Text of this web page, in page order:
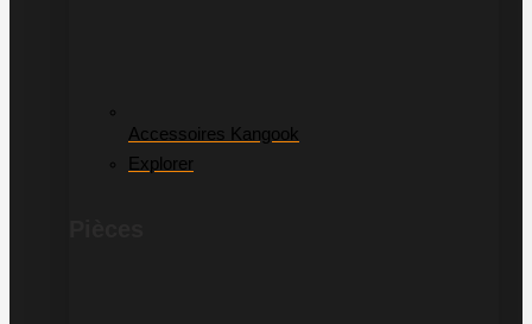
Accessoires Kangook
Explorer